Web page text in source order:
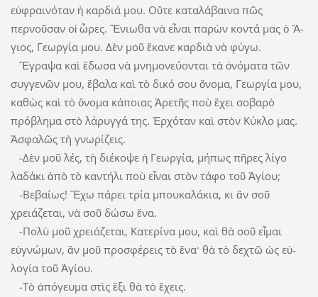
εὐφραινόταν ἡ καρδιά μου. Οὔτε καταλάβαινα πῶς
περνοῦσαν οἱ ὧρες. Ἔνιωθα νὰ εἶναι παρὼν κοντά μας ὁ Ἅ­­
γιος, Γεωργία μου. Δὲν μοῦ ἔκανε καρδιὰ νὰ φύγω.
Ἔγραψα καὶ ἔδωσα νὰ μνημονεύο­νται τὰ ὀνόματα τῶν
συγγενῶν μου, ἔ­­βαλα καὶ τὸ δικό σου ὄνομα, Γεωργία μου,
καθὼς καὶ τὸ ὄνομα κάποιας Ἀρετῆς ποὺ ἔχει σοβαρὸ
πρόβλημα στὸ λάρυγ­γά της. Ἐρχόταν καὶ στὸν Κύκλο μας.
Ἀσφαλῶς τὴ γνωρίζεις.
-Δὲν μοῦ λές, τὴ διέκοψε ἡ ­Γεωργία, μή­πως πῆρες λίγο
λαδάκι ἀπὸ τὸ καν­τήλι ποὺ εἶναι στὸν τάφο τοῦ Ἁγίου;
-Βεβαίως! Ἔχω πάρει τρία μπουκα­λά­κια, κι ἂν σοῦ
χρειάζεται, νὰ σοῦ δώ­σω ἕνα.
-Πολὺ μοῦ χρειάζεται, Κατερίνα μου, καὶ θὰ σοῦ εἶμαι
εὐγνώμων, ἂν μοῦ προσ­φέρεις τὸ ἕνα· θὰ τὸ δεχτῶ ὡς ­εὐ­
λο­γία τοῦ Ἁγίου.
-Τὸ ἀπόγευμα στὶς ἕξι θὰ τὸ ἔχεις.